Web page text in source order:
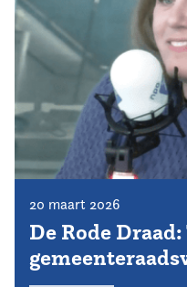
20 maart 2026
De Rode